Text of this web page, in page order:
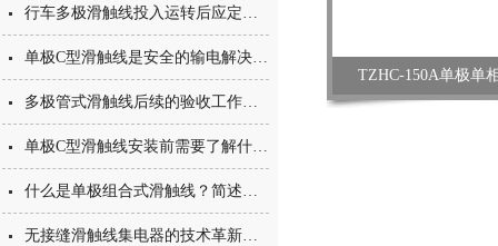
行车多极滑触线投入运转后应定期检修
单极C型滑触线是安全的输电解决方案
多极管式滑触线后续的验收工作涉及哪几个方面
单极C型滑触线安装前需要了解什么呢
什么是单极组合式滑触线？简述作用
无接缝滑触线集电器的技术革新与应用前景
TZHC-150A单极单